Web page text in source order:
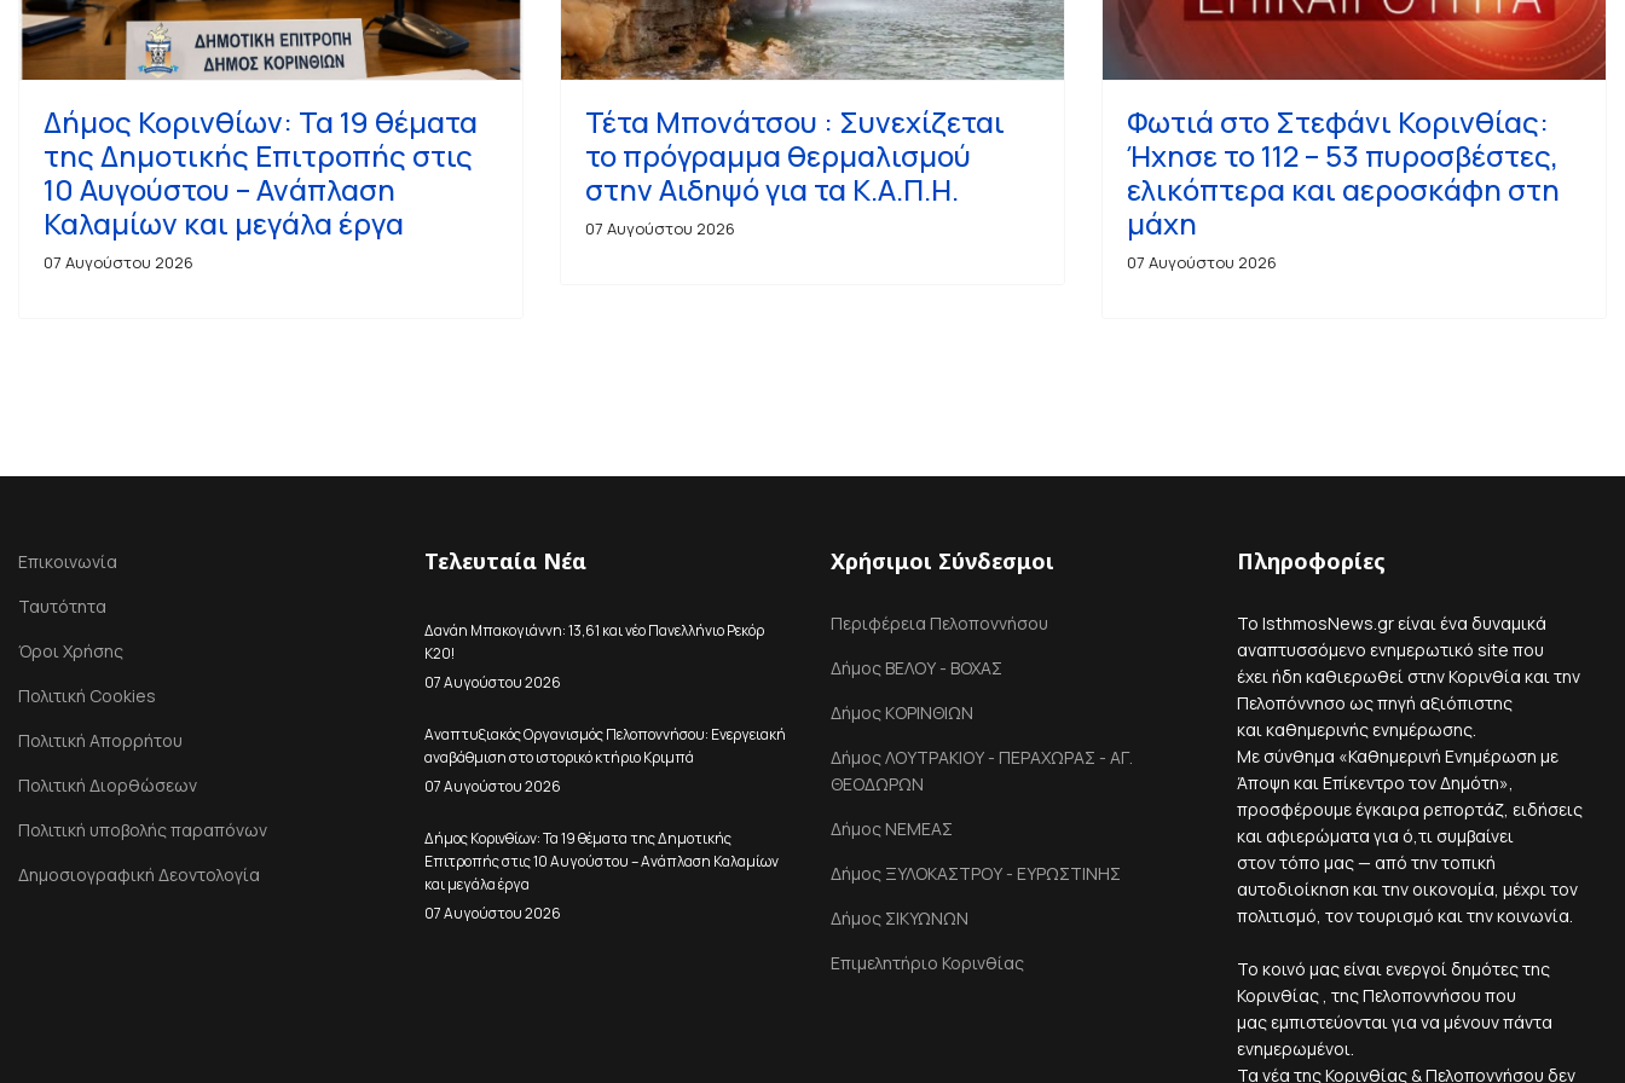
Δήμος Κορινθίων: Τα 19 θέματα
της Δημοτικής Επιτροπής στις
10 Αυγούστου – Ανάπλαση
Καλαμίων και μεγάλα έργα
07 Αυγούστου 2026
Τέτα Μπονάτσου : Συνεχίζεται
το πρόγραμμα θερμαλισμού
στην Αιδηψό για τα Κ.Α.Π.Η.
07 Αυγούστου 2026
Φωτιά στο Στεφάνι Κορινθίας:
Ήχησε το 112 – 53 πυροσβέστες,
ελικόπτερα και αεροσκάφη στη
μάχη
07 Αυγούστου 2026
Επικοινωνία
Ταυτότητα
Όροι Χρήσης
Πολιτική Cookies
Πολιτική Απορρήτου
Πολιτική Διορθώσεων
Πολιτική υποβολής παραπόνων
Δημοσιογραφική Δεοντολογία
Τελευταία Νέα
Δανάη Μπακογιάννη: 13,61 και νέο Πανελλήνιο Ρεκόρ
Κ20!
07 Αυγούστου 2026
Αναπτυξιακός Οργανισμός Πελοποννήσου: Ενεργειακή
αναβάθμιση στο ιστορικό κτήριο Κριμπά
07 Αυγούστου 2026
Δήμος Κορινθίων: Τα 19 θέματα της Δημοτικής
Επιτροπής στις 10 Αυγούστου – Ανάπλαση Καλαμίων
και μεγάλα έργα
07 Αυγούστου 2026
Χρήσιμοι Σύνδεσμοι
Περιφέρεια Πελοποννήσου
Δήμος ΒΕΛΟΥ - ΒΟΧΑΣ
Δήμος ΚΟΡΙΝΘΙΩΝ
Δήμος ΛΟΥΤΡΑΚΙΟΥ - ΠΕΡΑΧΩΡΑΣ - ΑΓ.
ΘΕΟΔΩΡΩΝ
Δήμος ΝΕΜΕΑΣ
Δήμος ΞΥΛΟΚΑΣΤΡΟΥ - ΕΥΡΩΣΤΙΝΗΣ
Δήμος ΣΙΚΥΩΝΩΝ
Επιμελητήριο Κορινθίας
Πληροφορίες
Το IsthmosNews.gr είναι ένα δυναμικά
αναπτυσσόμενο ενημερωτικό site που
έχει ήδη καθιερωθεί στην Κορινθία και την
Πελοπόννησο ως πηγή αξιόπιστης
και καθημερινής ενημέρωσης.
Με σύνθημα «Καθημερινή Ενημέρωση με
Άποψη και Επίκεντρο τον Δημότη»,
προσφέρουμε έγκαιρα ρεπορτάζ, ειδήσεις
και αφιερώματα για ό,τι συμβαίνει
στον τόπο μας — από την τοπική
αυτοδιοίκηση και την οικονομία, μέχρι τον
πολιτισμό, τον τουρισμό και την κοινωνία.
Το κοινό μας είναι ενεργοί δημότες της
Κορινθίας , της Πελοποννήσου που
μας εμπιστεύονται για να μένουν πάντα
ενημερωμένοι.
Τα νέα της Κορινθίας & Πελοποννήσου δεν